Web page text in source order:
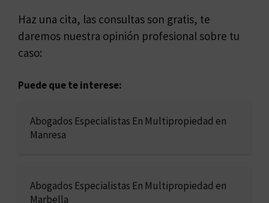
Haz una cita, las consultas son gratis, te
daremos nuestra opinión profesional sobre tu
caso:
Puede que te interese:
Abogados Especialistas En Multipropiedad en
Manresa
Abogados Especialistas En Multipropiedad en
Marbella